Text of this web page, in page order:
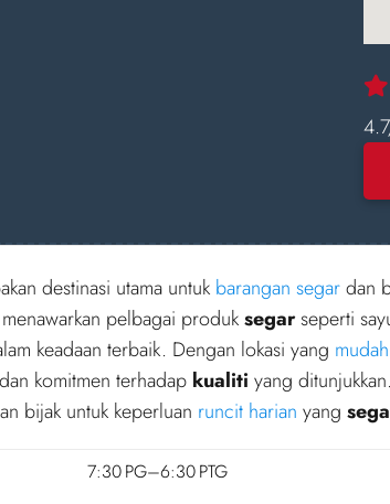
destinasi utama untuk barangan segardan
pelbagai produksegarseperti
keadaan terbaik. Dengan lokasi yang
komitmen terhadap kualiti yang
bijak untuk keperluan runcit harian yang
7:30 PG–6:30 PTG